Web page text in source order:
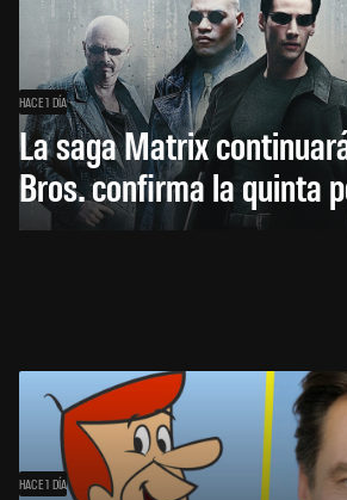
HACE 1 DÍA
La saga Matrix
Bros. confirma la quinta
HACE 1 DÍA